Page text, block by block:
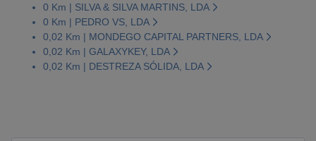
0 Km | SILVA & SILVA MARTINS, LDA
0 Km | PEDRO VS, LDA
0,02 Km | MONDEGO CAPITAL PARTNERS, LDA
0,02 Km | GALAXYKEY, LDA
0,02 Km | DESTREZA SÓLIDA, LDA